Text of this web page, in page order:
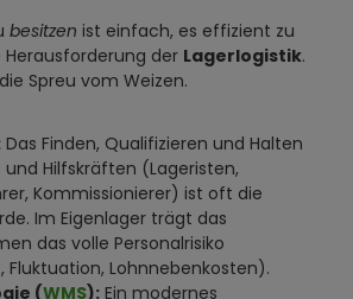
besitzen ist einfach, es effizient zu
Herausforderung der Lagerlogistik.
Spreu vom Weizen.
Das Finden, Qualifizieren und Halten
Hilfskräften (Lageristen,
Kommissionierer) ist oft die
Im Eigenlager trägt das
das volle Personalrisiko
Fluktuation, Lohnnebenkosten).
(WMS): Ein modernes